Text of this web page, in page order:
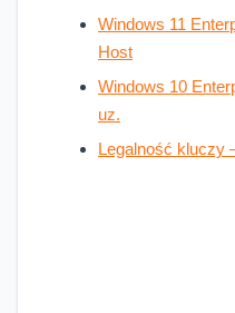
Windows 11
Host
Windows 10
uz.
Legalność kluczy